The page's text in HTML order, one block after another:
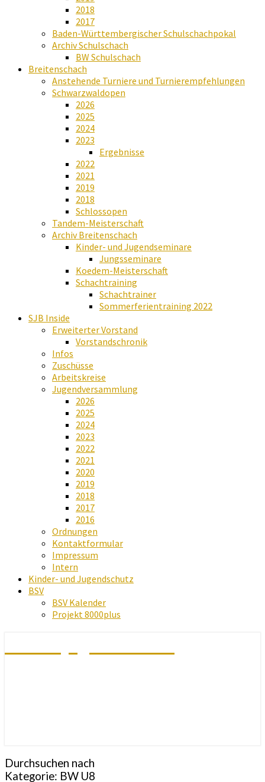
2018
2017
Baden-Württembergischer Schulschachpokal
Archiv Schulschach
BW Schulschach
Breitenschach
Anstehende Turniere und Turnierempfehlungen
Schwarzwaldopen
2026
2025
2024
2023
Ergebnisse
2022
2021
2019
2018
Schlossopen
Tandem-Meisterschaft
Archiv Breitenschach
Kinder- und Jugendseminare
Jungsseminare
Koedem-Meisterschaft
Schachtraining
Schachtrainer
Sommerferientraining 2022
SJB Inside
Erweiterter Vorstand
Vorstandschronik
Infos
Zuschüsse
Arbeitskreise
Jugendversammlung
2026
2025
2024
2023
2022
2021
2020
2019
2018
2017
2016
Ordnungen
Kontaktformular
Impressum
Intern
Kinder- und Jugendschutz
BSV
BSV Kalender
Projekt 8000plus
Durchsuchen nach
Kategorie: BW U8